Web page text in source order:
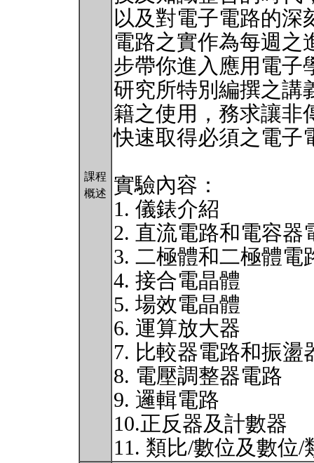
課程
概述
以及對電子電路的深
電路之實作為每週之
步帶你進入應用電子
研究所特別編撰之講
籍之使用，務求讓非
快速取得必須之電子
實驗內容：
1. 儀錶介紹
2. 直流電路和電容器
3. 二極體和二極體電
4. 接合電晶體
5. 場效電晶體
6. 運算放大器
7. 比較器電路和振盪
8. 電壓調整器電路
9. 邏輯電路
10.正反器及計數器
11. 類比/數位及數位